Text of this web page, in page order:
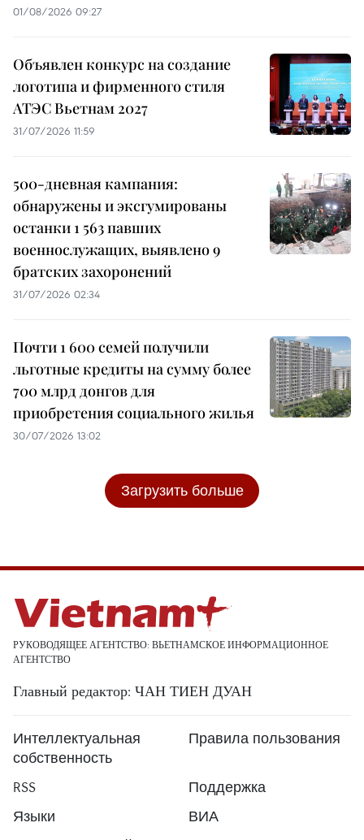
01/08/2026 09:27
Объявлен конкурс на создание
логотипа и фирменного стиля
АТЭС Вьетнам 2027
31/07/2026 11:59
500-дневная кампания:
обнаружены и эксгумированы
останки 1 563 павших
военнослужащих, выявлено 9
братских захоронений
31/07/2026 02:34
Почти 1 600 семей получили
льготные кредиты на сумму более
700 млрд донгов для
приобретения социального жилья
30/07/2026 13:02
Загрузить больше
РУКОВОДЯЩЕЕ АГЕНТСТВО: ВЬЕТНАМСКОЕ ИНФОРМАЦИОННОЕ
АГЕНТСТВО
Главный редактор: ЧАН ТИЕН ДУАН
Интеллектуальная
собственность
Правила пользования
RSS
Поддержка
Языки
ВИА